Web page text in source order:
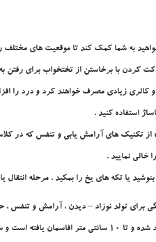
به شما کمک کند تا موقعيت هاي مختلف را
کردن با برخاستن از تختخواب براي رفتن
کالري زيادي مصرف خواهند کرد و درد را
استفاده کنيد .
از تکنيک هاي آرامش يابي و تنفس که در
خالي نماييد .
يا تکه هاي يخ را بمکيد . مرحله
– ديدن ، آرامش و تنفس ، حياتي است . انقباض ها به قوي تر شدن
زماني که سرويکس گشاد شده و تا 10